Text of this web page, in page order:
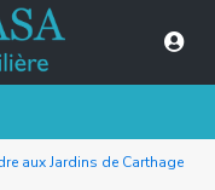
aux Jardins de Carthage